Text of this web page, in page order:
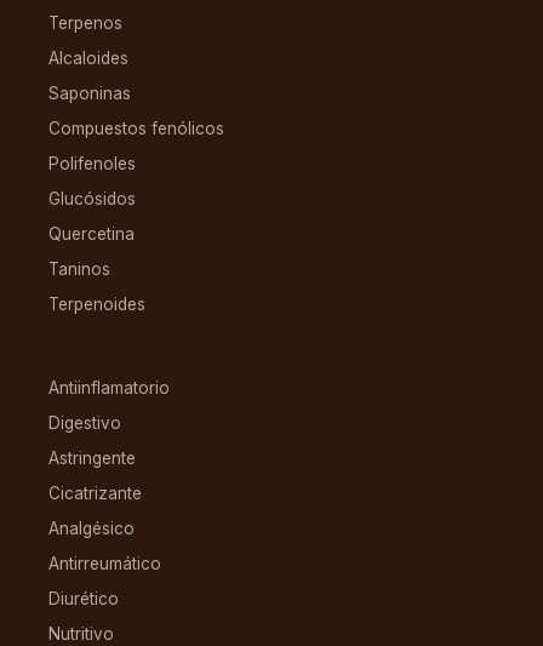
Terpenos
Alcaloides
Saponinas
Compuestos fenólicos
Polifenoles
Glucósidos
Quercetina
Taninos
Terpenoides
Antiinflamatorio
Digestivo
Astringente
Cicatrizante
Analgésico
Antirreumático
Diurético
Nutritivo